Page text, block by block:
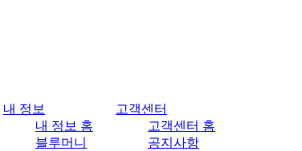
내 정보
내 정보 홈
블루머니
고객센터
고객센터 홈
공지사항